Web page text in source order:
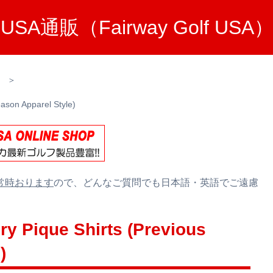
通販（Fairway Golf USA
Apparel Style)
時おりますので、どんなご質問でも日本語・英語でご遠慮
Pique Shirts (Previous